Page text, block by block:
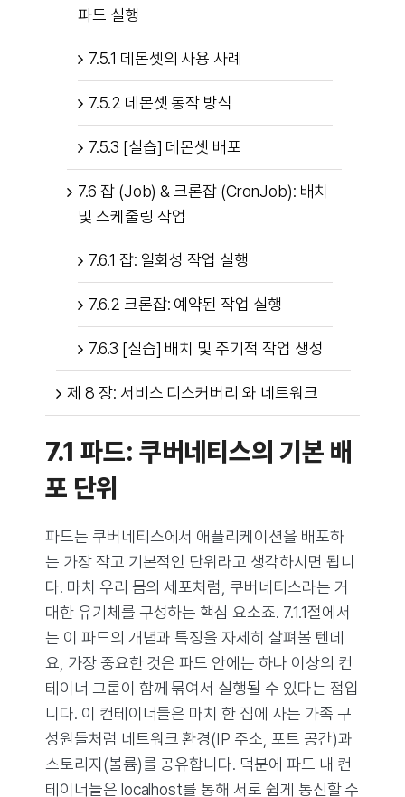
파드 실행
7.5.1 데몬셋의 사용 사례
7.5.2 데몬셋 동작 방식
7.5.3 [실습] 데몬셋 배포
7.6 잡 (Job) & 크론잡 (CronJob): 배치
및 스케줄링 작업
7.6.1 잡: 일회성 작업 실행
7.6.2 크론잡: 예약된 작업 실행
7.6.3 [실습] 배치 및 주기적 작업 생성
제 8 장: 서비스 디스커버리 와 네트워크
7.1 파드: 쿠버네티스의 기본 배
포 단위
파드는 쿠버네티스에서 애플리케이션을 배포하
는 가장 작고 기본적인 단위라고 생각하시면 됩니
다. 마치 우리 몸의 세포처럼, 쿠버네티스라는 거
대한 유기체를 구성하는 핵심 요소죠. 7.1.1절에서
는 이 파드의 개념과 특징을 자세히 살펴볼 텐데
요, 가장 중요한 것은 파드 안에는 하나 이상의 컨
테이너 그룹이 함께 묶여서 실행될 수 있다는 점입
니다. 이 컨테이너들은 마치 한 집에 사는 가족 구
성원들처럼 네트워크 환경(IP 주소, 포트 공간)과
스토리지(볼륨)를 공유합니다. 덕분에 파드 내 컨
테이너들은 localhost를 통해 서로 쉽게 통신할 수